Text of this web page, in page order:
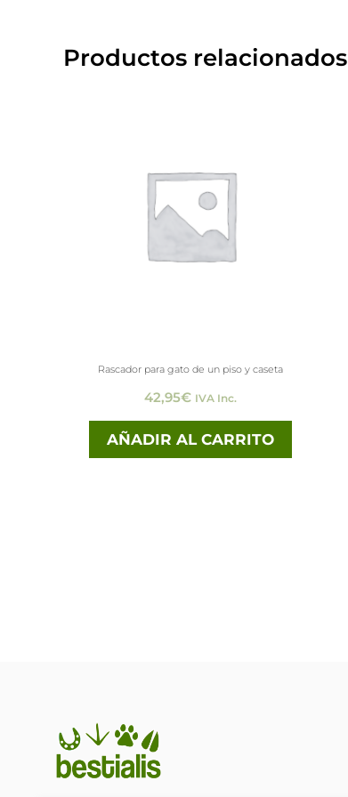
Productos relacionados
Rascador para gato de un piso y caseta
42,95€ IVA Inc.
AÑADIR AL CARRITO